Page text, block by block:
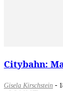
Citybahn:
Gisela Kirschstein -